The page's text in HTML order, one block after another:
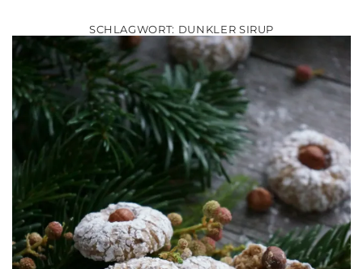
SCHLAGWORT: DUNKLER SIRUP